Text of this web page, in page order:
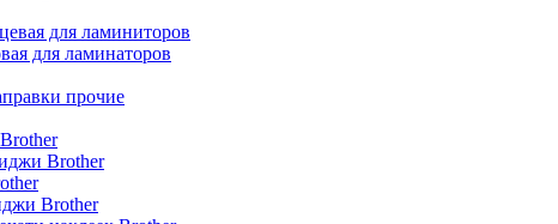
для ламиниторов
для ламинаторов
прочие
Brother
Brother